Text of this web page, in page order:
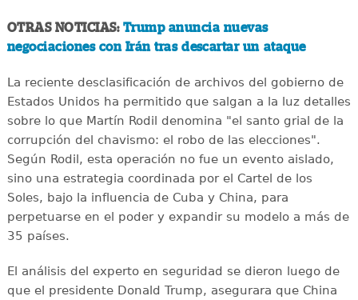
OTRAS NOTICIAS: Trump anuncia nuevas
negociaciones con Irán tras descartar un ataque
La reciente desclasificación de archivos del gobierno de
Estados Unidos ha permitido que salgan a la luz detalles
sobre lo que Martín Rodil denomina "el santo grial de la
corrupción del chavismo: el robo de las elecciones".
Según Rodil, esta operación no fue un evento aislado,
sino una estrategia coordinada por el Cartel de los
Soles, bajo la influencia de Cuba y China, para
perpetuarse en el poder y expandir su modelo a más de
35 países.
El análisis del experto en seguridad se dieron luego de
que el presidente Donald Trump, asegurara que China